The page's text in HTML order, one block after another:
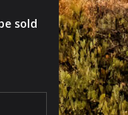
sold